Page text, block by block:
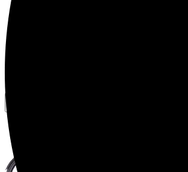
Vergelijkbare fietsen